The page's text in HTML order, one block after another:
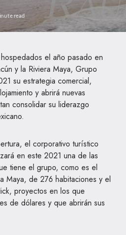
read
el año pasado en
y la Riviera Maya, Grupo
su estrategia comercial,
y abrirá nuevas
consolidar su liderazgo
el corporativo turístico
en este 2021 una de las
tiene el grupo, como es el
Maya, de 276 habitaciones y el
proyectos en los que
de dólares y que abrirán sus